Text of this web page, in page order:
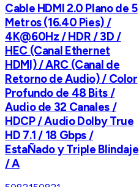
Cable HDMI 2.0 Plano de 5
Metros (16.40 Pies) /
4K@60Hz / HDR / 3D /
HEC (Canal Ethernet
HDMI) / ARC (Canal de
Retorno de Audio) / Color
Profundo de 48 Bits /
Audio de 32 Canales /
HDCP / Audio Dolby True
HD 7.1 / 18 Gbps /
EstaÑado y Triple Blindaje
/ A